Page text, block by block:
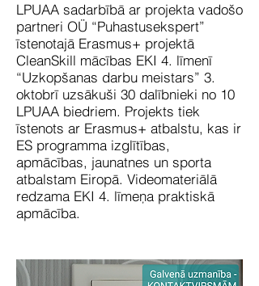
LPUAA sadarbībā ar projekta vadošo
partneri OÜ “Puhastusekspert”
īstenotajā Erasmus+ projektā
CleanSkill mācības EKI 4. līmenī
“Uzkopšanas darbu meistars” 3.
oktobrī uzsākuši 30 dalībnieki no 10
LPUAA biedriem. Projekts tiek
īstenots ar Erasmus+ atbalstu, kas ir
ES programma izglītības,
apmācības, jaunatnes un sporta
atbalstam Eiropā. Videomateriālā
redzama EKI 4. līmeņa praktiskā
apmācība.